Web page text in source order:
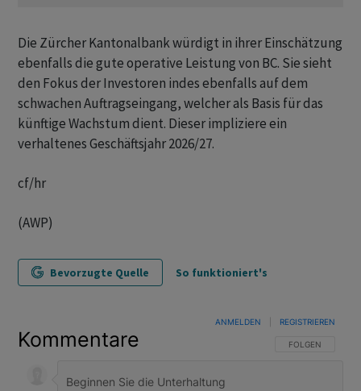
Die Zürcher Kantonalbank würdigt in ihrer Einschätzung
ebenfalls die gute operative Leistung von BC. Sie sieht
den Fokus der Investoren indes ebenfalls auf dem
schwachen Auftragseingang, welcher als Basis für das
künftige Wachstum dient. Dieser impliziere ein
verhaltenes Geschäftsjahr 2026/27.
cf/hr
(AWP)
Bevorzugte Quelle So funktioniert's
Kommentare FOLGE DIESER
FOLGEN
ANMELDEN REGISTRIEREN